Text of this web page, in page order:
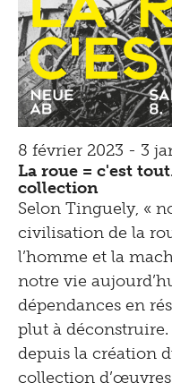
8 février 2023 - 3
La roue = c'est
collection
Selon Tinguely, «
civilisation de la
l’homme et la
notre vie
dépendances en
plut à
depuis la création
collection